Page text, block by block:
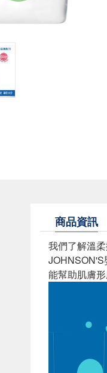
商品資訊
我們了解溫
JOHNSON'S
能幫助肌膚